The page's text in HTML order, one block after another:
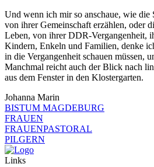
Und wenn ich mir so anschaue, wie die
von ihrer Gemeinschaft erzählen, oder
Leben, von ihrer DDR-Vergangenheit,
Kindern, Enkeln und Familien, denke
in die Vergangenheit schauen müssen,
Manchmal reicht auch der Blick nach
aus dem Fenster in den Klostergarten.
Johanna Marin
BISTUM MAGDEBURG
FRAUEN
FRAUENPASTORAL
PILGERN
Links